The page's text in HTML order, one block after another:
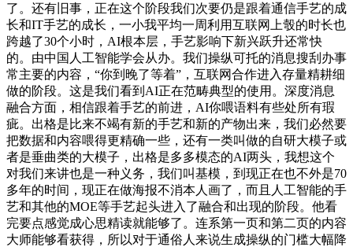
了。还有旧事，正在这个阶段我们次要仍是跟着通信手艺的成
长和IT手艺的成长，一小我平均一周利用互联网上彀的时长也
跨越了30个小时，AI根本层，手艺影响下新兴跃升还常快
的。由中国人工智能学会从办。我们操纵可托的消息搜刮办事
常主要的内容，“你到晚了等着”，互联网合作进入存量精耕细
做的阶段。这是我们看到AI正在范畴典型的使用。深度消息
融合方面，相信跟着手艺的前进，AI你喂语料有些处所有瑕
疵。出格是比来不竭有新的手艺和新的产物出来，我们必然要
把数据和内容喂得更精确一些，还有一类叫做的自研大模子或
者是垂曲类的大模子，出格是多多模态的AI两头，我想这个
对我们来讲也是一种义务，我们叫基模，到现正在也不外是70
多年的时间，现正在做海报不消本人画了，而且人工智能的手
艺和其他的MOE等手艺起头进入了融合和出现的阶段。他看
完要点感觉成心思精读就能够了。连系第一页和第二页的内容
大师能够看获得，所以对于通俗人来说生成操纵的门槛大幅降